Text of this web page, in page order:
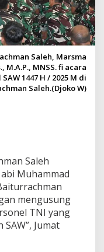
Saleh, Marsma
M.A.P., MNSS. fi acara
1447 H / 2025 M di
Saleh.(Djoko W)
Saleh
Muhammad
mengusung
TNI yang
Jumat